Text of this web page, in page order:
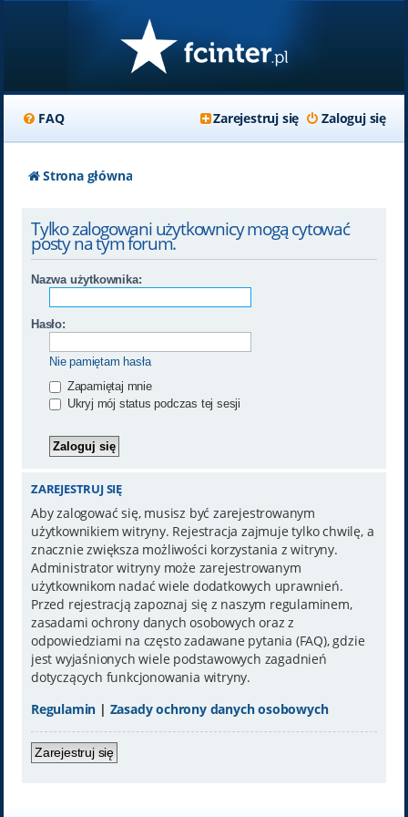
FAQ Zaloguj się
Zarejestruj się
Strona główna
Tylko zalogowani użytkownicy mogą cytować
posty na tym forum.
Nazwa użytkownika:
Hasło:
Nie pamiętam hasła
Zapamiętaj mnie
Ukryj mój status podczas tej sesji
ZAREJESTRUJ SIĘ
Aby zalogować się, musisz być zarejestrowanym
użytkownikiem witryny. Rejestracja zajmuje tylko chwilę, a
znacznie zwiększa możliwości korzystania z witryny.
Administrator witryny może zarejestrowanym
użytkownikom nadać wiele dodatkowych uprawnień.
Przed rejestracją zapoznaj się z naszym regulaminem,
zasadami ochrony danych osobowych oraz z
odpowiedziami na często zadawane pytania (FAQ), gdzie
jest wyjaśnionych wiele podstawowych zagadnień
dotyczących funkcjonowania witryny.
Regulamin | Zasady ochrony danych osobowych
Zarejestruj się